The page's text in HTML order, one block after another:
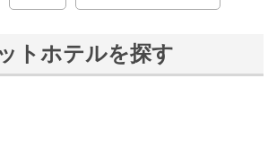
トホテルを探す